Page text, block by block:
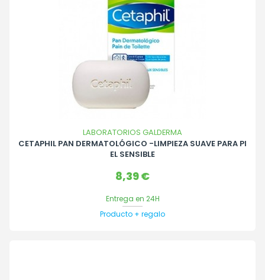
LABORATORIOS GALDERMA
CETAPHIL PAN DERMATOLÓGICO -LIMPIEZA SUAVE PARA PI
EL SENSIBLE
Precio
8,39 €
Entrega en 24H
Producto + regalo